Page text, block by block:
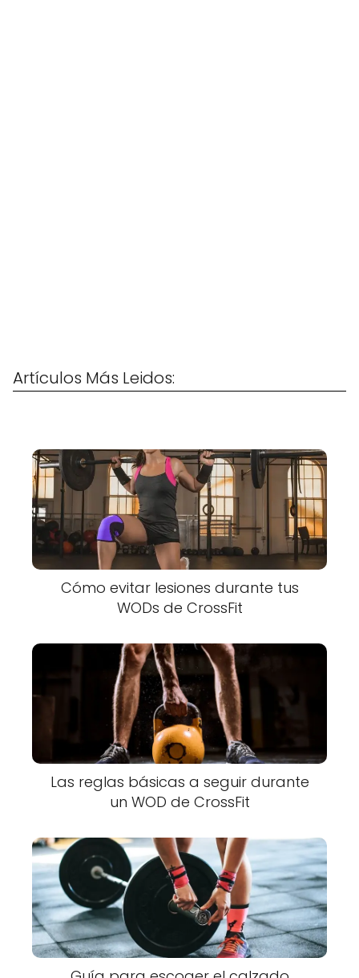
Artículos Más Leidos:
Cómo evitar lesiones durante tus
WODs de CrossFit
Las reglas básicas a seguir durante
un WOD de CrossFit